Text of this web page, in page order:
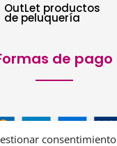
consentimiento
OutLet productos
de peluquería
de pago